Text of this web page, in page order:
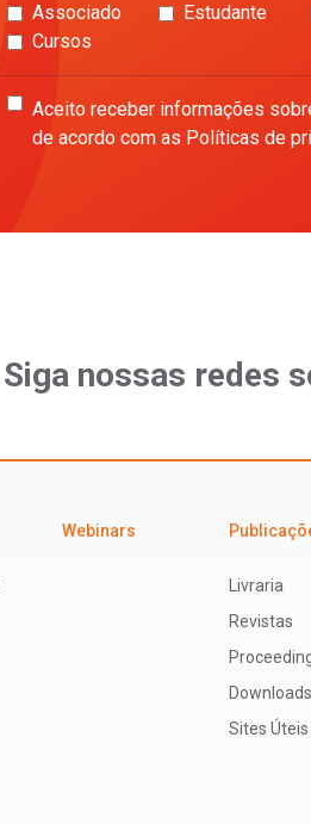
Associado Estudante
Cursos
Aceito receber informações
de acordo com as Políticas de
Siga nossas redes
Webinars
Livraria
Revistas
Downloads
Sites Úteis